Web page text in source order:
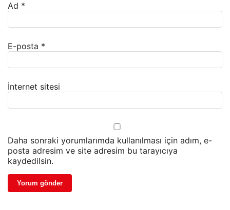
Ad *
E-posta *
İnternet sitesi
Daha sonraki yorumlarımda kullanılması için adım, e-
posta adresim ve site adresim bu tarayıcıya
kaydedilsin.